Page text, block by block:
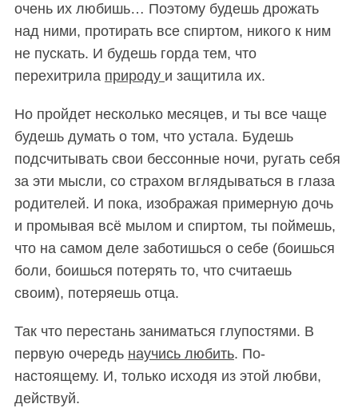
очень их любишь… Поэтому будешь дрожать
над ними, протирать все спиртом, никого к ним
не пускать. И будешь горда тем, что
перехитрила природу и защитила их.
Но пройдет несколько месяцев, и ты все чаще
будешь думать о том, что устала. Будешь
подсчитывать свои бессонные ночи, ругать себя
за эти мысли, со страхом вглядываться в глаза
родителей. И пока, изображая примерную дочь
и промывая всё мылом и спиртом, ты поймешь,
что на самом деле заботишься о себе (боишься
боли, боишься потерять то, что считаешь
своим), потеряешь отца.
Так что перестань заниматься глупостями. В
первую очередь научись любить. По-
настоящему. И, только исходя из этой любви,
действуй.